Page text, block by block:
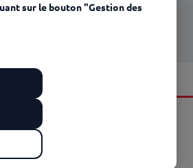
sur le bouton "Gestion des